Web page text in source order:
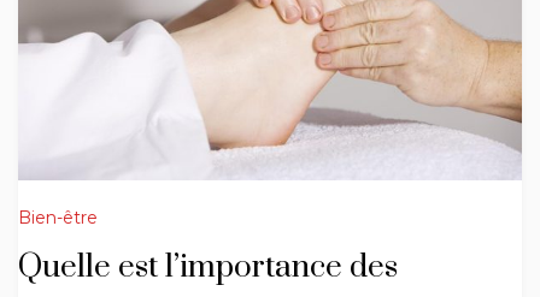
Bien-être
Quelle est l’importance des